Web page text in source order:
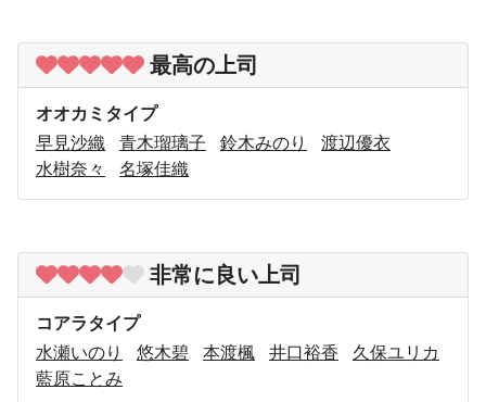
最高の上司
オオカミタイプ
早見沙織
青木瑠璃子 鈴木みのり
渡辺優衣
水樹奈々
名塚佳織
非常に良い上司
コアラタイプ
水瀬いのり
悠木碧 本渡楓 井口裕香
久保ユリカ
藍原ことみ